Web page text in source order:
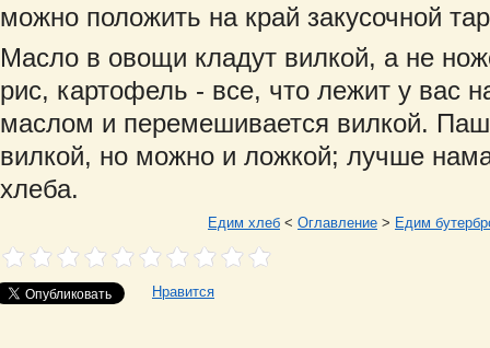
можно положить на край закусочной
Масло в овощи кладут вилкой, а не
рис, картофель - все, что лежит у вас
маслом и перемешивается вилкой.
вилкой, но можно и ложкой; лучше
хлеба.
Едим хлеб < Оглавление > Едим
Нравится